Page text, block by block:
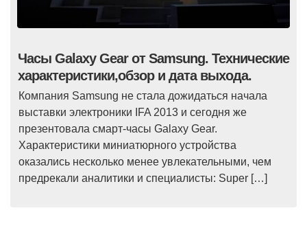
Часы Galaxy Gear от Samsung. Технические
характеристики,обзор и дата выхода.
Компания Samsung не стала дожидаться начала
выставки электроники IFA 2013 и сегодня же
презентовала смарт-часы Galaxy Gear.
Характеристики миниатюрного устройства
оказались несколько менее увлекательными, чем
предрекали аналитики и специалисты: Super […]